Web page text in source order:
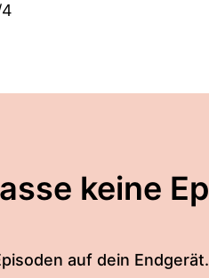
keine
auf dein Endgerät.